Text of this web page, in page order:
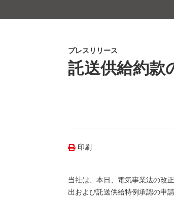
プレスリリース
託送供給約款
印刷
当社は、本日、電気事業法の改
出および託送供給特例承認の申